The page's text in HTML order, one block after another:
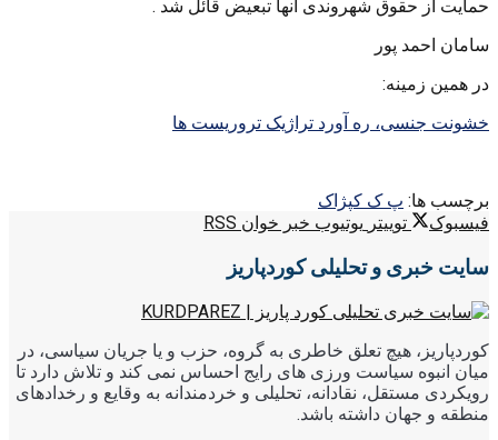
حمایت از حقوق شهروندی آنها تبعیض قائل شد .
سامان احمد پور
در همین زمینه:
خشونت جنسی، ره آورد تراژیک تروریست ها
برچسب ها: پ ک کپژاک
فیسبوک
توییتر یوتیوب خبر خوان RSS
سایت خبری و تحلیلی کوردپاریز
کوردپاریز، هیچ تعلق خاطری به گروه، حزب و یا جریان سیاسی، در
میان انبوه سیاست ورزی های رایج احساس نمی کند و تلاش دارد تا
رویکردی مستقل، نقادانه، تحلیلی و خردمندانه به وقایع و رخدادهای
منطقه و جهان داشته باشد.